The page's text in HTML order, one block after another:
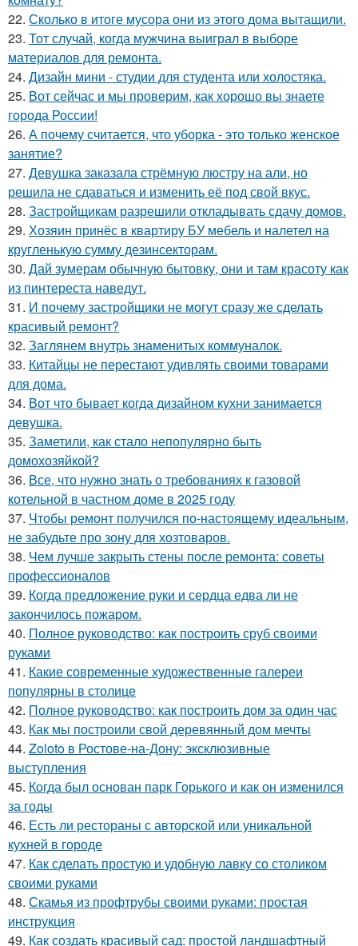
22. Сколько в итоге мусора они из этого дома вытащили.
23. Тот случай, когда мужчина выиграл в выборе
материалов для ремонта.
24. Дизайн мини - студии для студента или холостяка.
25. Вот сейчас и мы проверим, как хорошо вы знаете
города России!
26. А почему считается, что уборка - это только женское
занятие?
27. Девушка заказала стрёмную люстру на али, но
решила не сдаваться и изменить её под свой вкус.
28. Застройщикам разрешили откладывать сдачу домов.
29. Хозяин принёс в квартиру БУ мебель и налетел на
кругленькую сумму дезинсекторам.
30. Дай зумерам обычную бытовку, они и там красоту как
из пинтереста наведут.
31. И почему застройщики не могут сразу же сделать
красивый ремонт?
32. Заглянем внутрь знаменитых коммуналок.
33. Китайцы не перестают удивлять своими товарами
для дома.
34. Вот что бывает когда дизайном кухни занимается
девушка.
35. Заметили, как стало непопулярно быть
домохозяйкой?
36. Все, что нужно знать о требованиях к газовой
котельной в частном доме в 2025 году
37. Чтобы ремонт получился по-настоящему идеальным,
не забудьте про зону для хозтоваров.
38. Чем лучше закрыть стены после ремонта: советы
профессионалов
39. Когда предложение руки и сердца едва ли не
закончилось пожаром.
40. Полное руководство: как построить сруб своими
руками
41. Какие современные художественные галереи
популярны в столице
42. Полное руководство: как построить дом за один час
43. Как мы построили свой деревянный дом мечты
44. Zoloto в Ростове-на-Дону: эксклюзивные
выступления
45. Когда был основан парк Горького и как он изменился
за годы
46. Есть ли рестораны с авторской или уникальной
кухней в городе
47. Как сделать простую и удобную лавку со столиком
своими руками
48. Скамья из профтрубы своими руками: простая
инструкция
49. Как создать красивый сад: простой ландшафтный